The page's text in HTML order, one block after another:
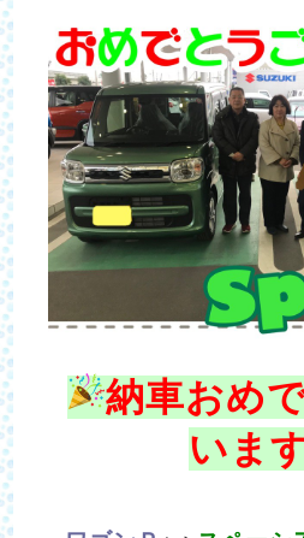
納車おめ
いま